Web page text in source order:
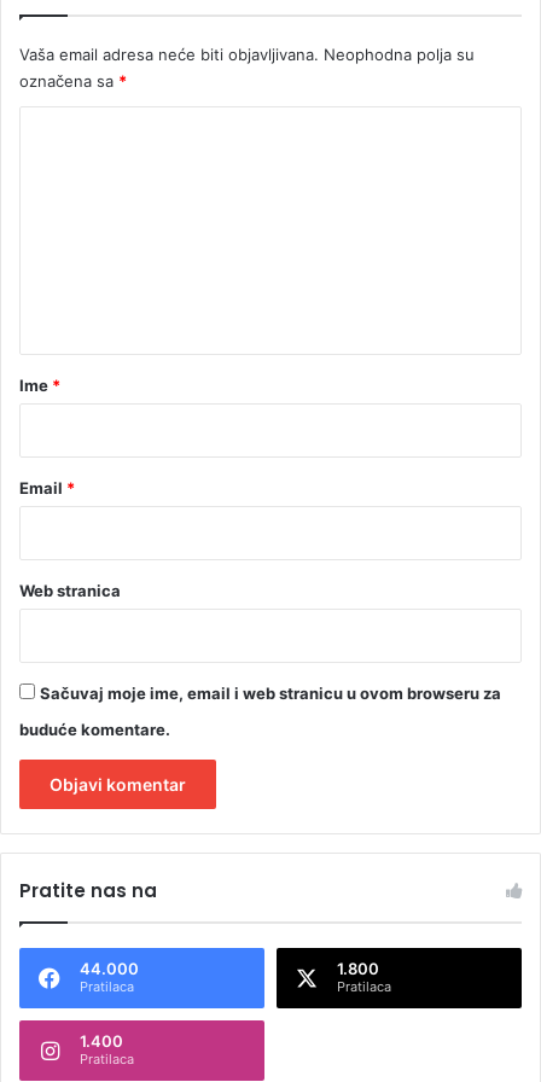
e
l
e
Vaša email adresa neće biti objavljivana. Neophodna polja su
označena sa *
rIme *
Email *
Web stranica
Sačuvaj moje ime, email i web stranicu u ovom browseru za
buduće komentare.
t
n
Pratite nas na
44.000
Pratilaca
1.800
Pratilaca
1.400
Pratilaca